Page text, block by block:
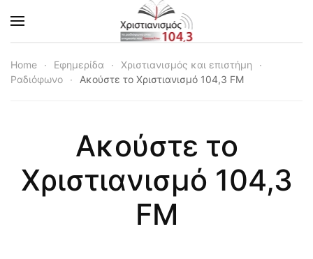
Skip to main content
Home Εφημερίδα
Χριστιανισμός και επιστήμη
Ραδιόφωνο
Ακούστε το Χριστιανισμό 104,3 FM
Ακούστε το
Χριστιανισμό 104,3
FM